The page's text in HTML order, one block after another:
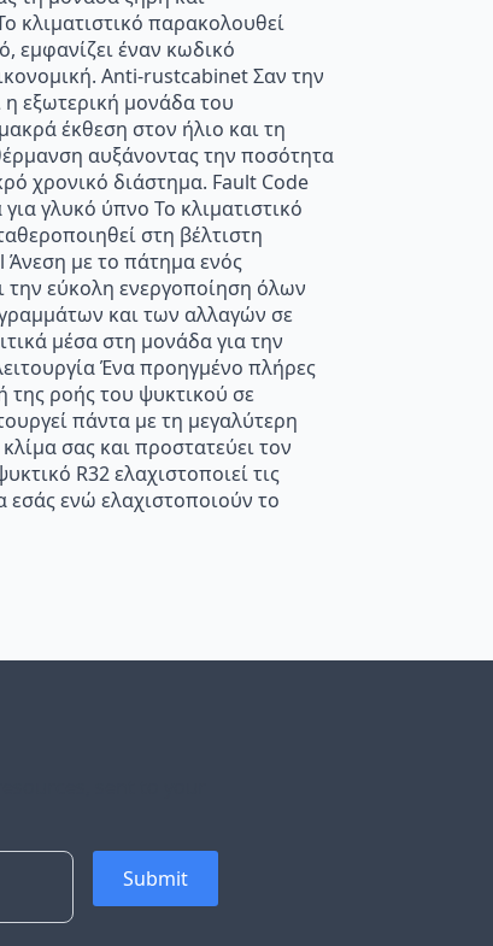
παρακολουθεί
εμφανίζει έναν κωδικό
Anti-rustcabinet Σαν την
εξωτερική μονάδα του
έκθεση στον ήλιο και τη
αυξάνοντας την ποσότητα
χρονικό διάστημα. Fault Code
γλυκό ύπνο Το κλιματιστικό
στη βέλτιστη
με το πάτημα ενός
την εύκολη ενεργοποίηση όλων
και των αλλαγών σε
μέσα στη μονάδα για την
Ένα προηγμένο πλήρες
της ροής του ψυκτικού σε
πάντα με τη μεγαλύτερη
σας και προστατεύει τον
R32 ελαχιστοποιεί τις
εσάς ενώ ελαχιστοποιούν το
Submit